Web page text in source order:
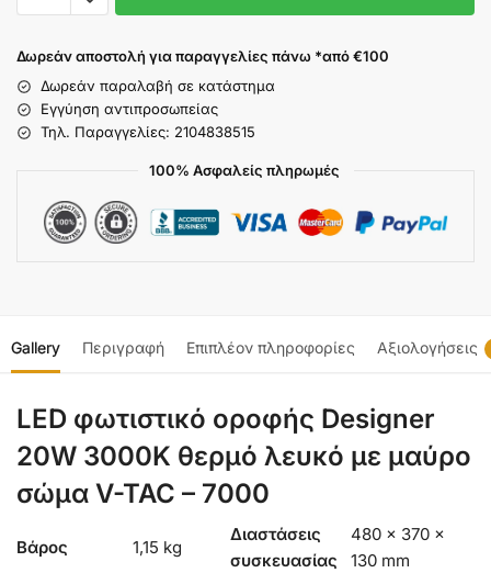
Δωρεάν αποστολή για παραγγελίες πάνω *από €100
Δωρεάν παραλαβή σε κατάστημα
Εγγύηση αντιπροσωπείας
Τηλ. Παραγγελίες: 2104838515
100% Ασφαλείς πληρωμές
Gallery Περιγραφή Επιπλέον πληροφορίες Αξιολογήσεις
LED φωτιστικό οροφής Designer
20W 3000Κ θερμό λευκό με μαύρο
σώμα V-TAC – 7000
Βάρος 1,15 kg
Διαστάσεις
συσκευασίας
480 × 370 ×
130 mm